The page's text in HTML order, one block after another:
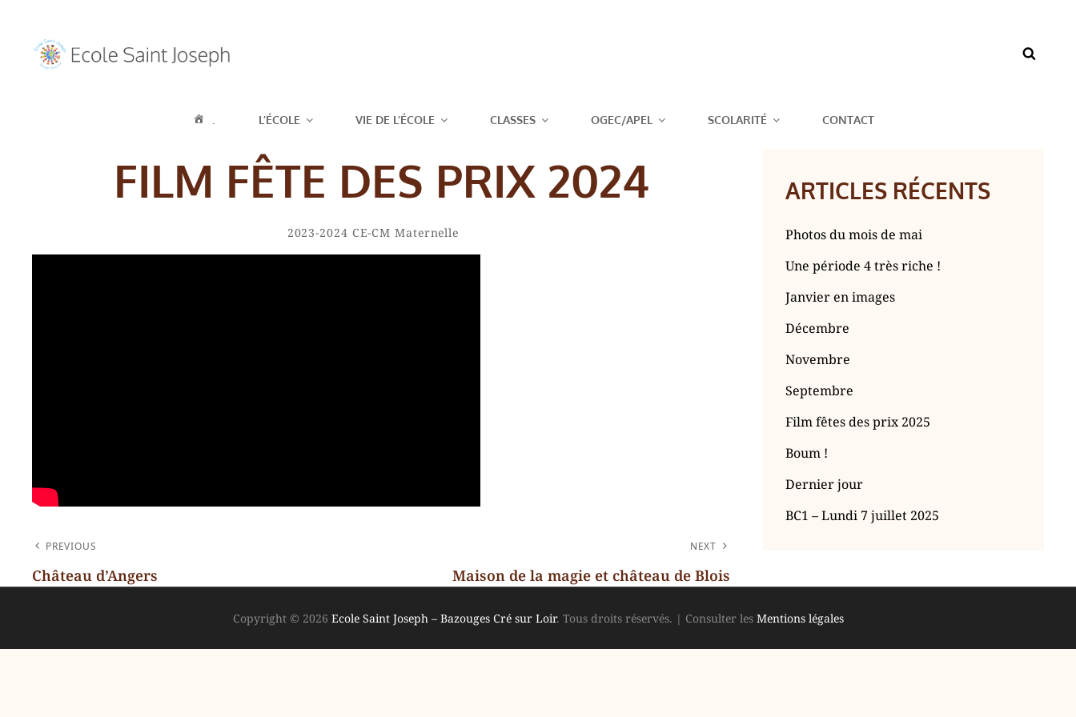
ECOLE SAINT JOSEPH – BAZOUGES CRÉ
SUR LOIR
L’ÉCOLE VIE DE L’ÉCOLE CLASSES OGEC/APEL SCOLARITÉ CONTACT
FILM FÊTE DES PRIX 2024
Categories
2023-2024 CE-CM Maternelle
NAVIGATION
DE
PREVIOUS
Château d’Angers
NEXT
Maison de la magie et château de Blois
Post
ARTICLES RÉCENTS
Photos du mois de mai
Une période 4 très riche !
Janvier en images
Décembre
Novembre
Septembre
Film fêtes des prix 2025
Boum !
Dernier jour
BC1 – Lundi 7 juillet 2025
Copyright © 2026 Ecole Saint Joseph – Bazouges Cré sur Loir. Tous droits réservés. | Consulter les Mentions légales